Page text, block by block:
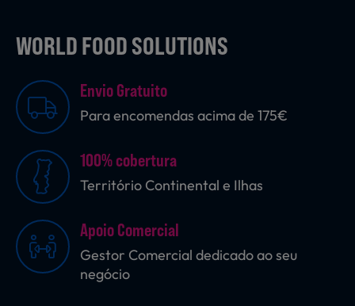
Nutrição Clínica
Sobremesas
WORLD FOOD SOLUTIONS
Envio Gratuito
Para encomendas acima de 175€
100% cobertura
Território Continental e Ilhas
Apoio Comercial
Gestor Comercial dedicado ao seu
negócio